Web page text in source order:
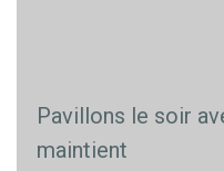
Pavillons le soir
maintient